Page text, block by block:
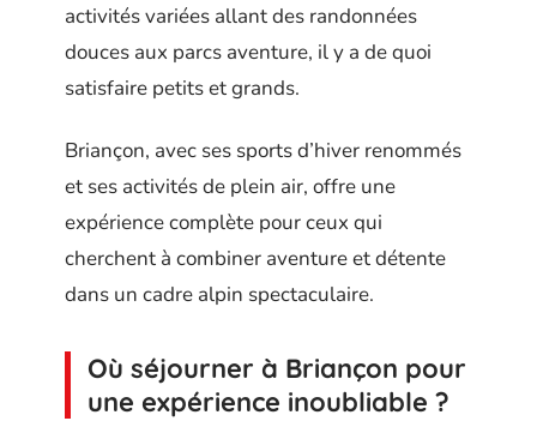
activités variées allant des randonnées
douces aux parcs aventure, il y a de quoi
satisfaire petits et grands.
Briançon, avec ses sports d’hiver renommés
et ses activités de plein air, offre une
expérience complète pour ceux qui
cherchent à combiner aventure et détente
dans un cadre alpin spectaculaire.
Où séjourner à Briançon pour
une expérience inoubliable ?